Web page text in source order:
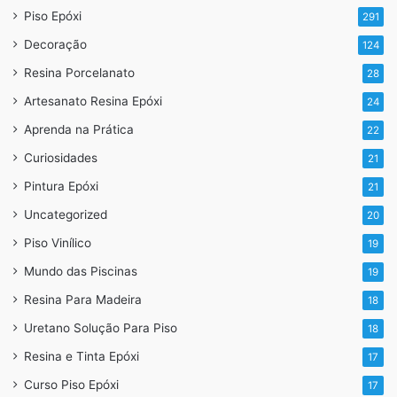
Aqui também fazemos a pia e o piso
Vantagens da Resina Epóxi em
Banheiros
Impermeabilidade:
impermeável que protege o piso contra infiltrações e
danos causados pela água.
Durabilidade:
Piso Epóxi 291
Decoração 124
Resina Porcelanato 28
Artesanato Resina Epóxi 24
Aprenda na Prática 22
Curiosidades 21
Pintura Epóxi 21
Uncategorized 20
Piso Vinílico 19
Mundo das Piscinas 19
Resina Para Madeira 18
Uretano Solução Para Piso 18
Resina e Tinta Epóxi 17
Curso Piso Epóxi 17